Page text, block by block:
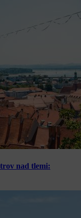
nad tlemi: